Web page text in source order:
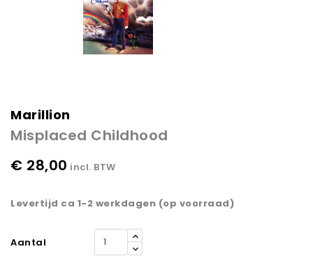
Marillion
Misplaced Childhood
€ 28,00 incl. BTW
Levertijd ca 1-2 werkdagen (op voorraad)
Aantal